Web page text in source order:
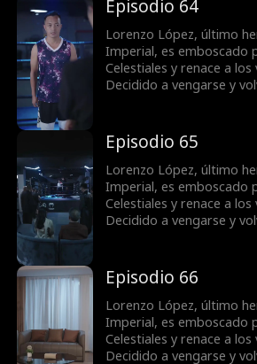
Samantha Salazar.
de la familia Vega,
Valeriano y se convierte
destacada.
Episodio 64
Lorenzo López, último
Imperial, es emboscado
Celestiales y renace a los
Decidido a vengarse y
quienes lo despreciaron y
Samantha Salazar.
de la familia Vega,
Valeriano y se convierte
destacada.
Episodio 65
Lorenzo López, último
Imperial, es emboscado
Celestiales y renace a los
Decidido a vengarse y
quienes lo despreciaron y
Samantha Salazar.
de la familia Vega,
Valeriano y se convierte
destacada.
Episodio 66
Lorenzo López, último
Imperial, es emboscado
Celestiales y renace a los
Decidido a vengarse y